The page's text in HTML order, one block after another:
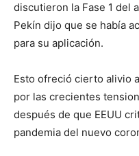
discutieron la Fase 1 del
Pekín dijo que se había
para su aplicación.
Esto ofreció cierto alivio
por las crecientes
después de que EEUU
pandemia del nuevo